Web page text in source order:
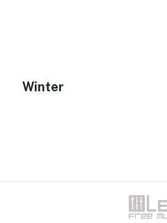
Winter